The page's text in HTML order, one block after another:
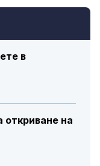
в
откриване на